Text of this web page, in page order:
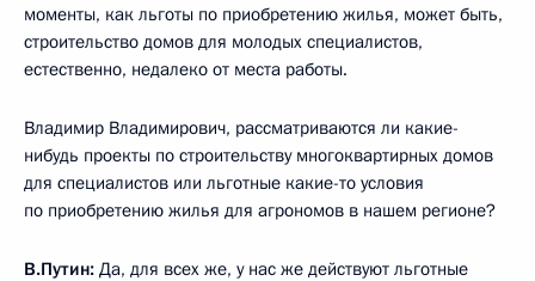
моменты, как льготы по приобретению жилья, может быть,
строительство домов для молодых специалистов,
естественно, недалеко от места работы.
Владимир Владимирович, рассматриваются ли какие-
нибудь проекты по строительству многоквартирных домов
для специалистов или льготные какие-то условия
по приобретению жилья для агрономов в нашем регионе?
В.Путин: Да, для всех же, у нас же действуют льготные